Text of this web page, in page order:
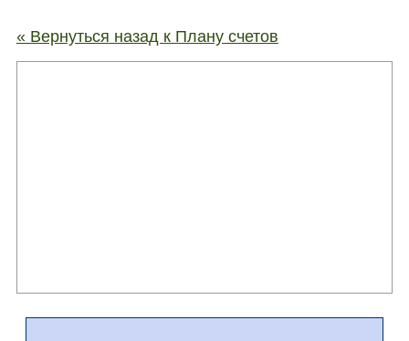
« Вернуться назад к Плану счетов